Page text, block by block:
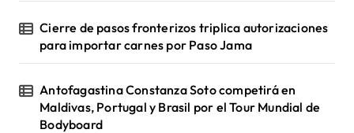
Cierre de pasos fronterizos triplica autorizaciones
para importar carnes por Paso Jama
Antofagastina Constanza Soto competirá en
Maldivas, Portugal y Brasil por el Tour Mundial de
Bodyboard